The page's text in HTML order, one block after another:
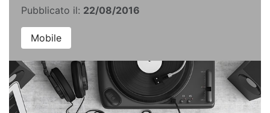
Pubblicato il: 22/08/2016
Mobile